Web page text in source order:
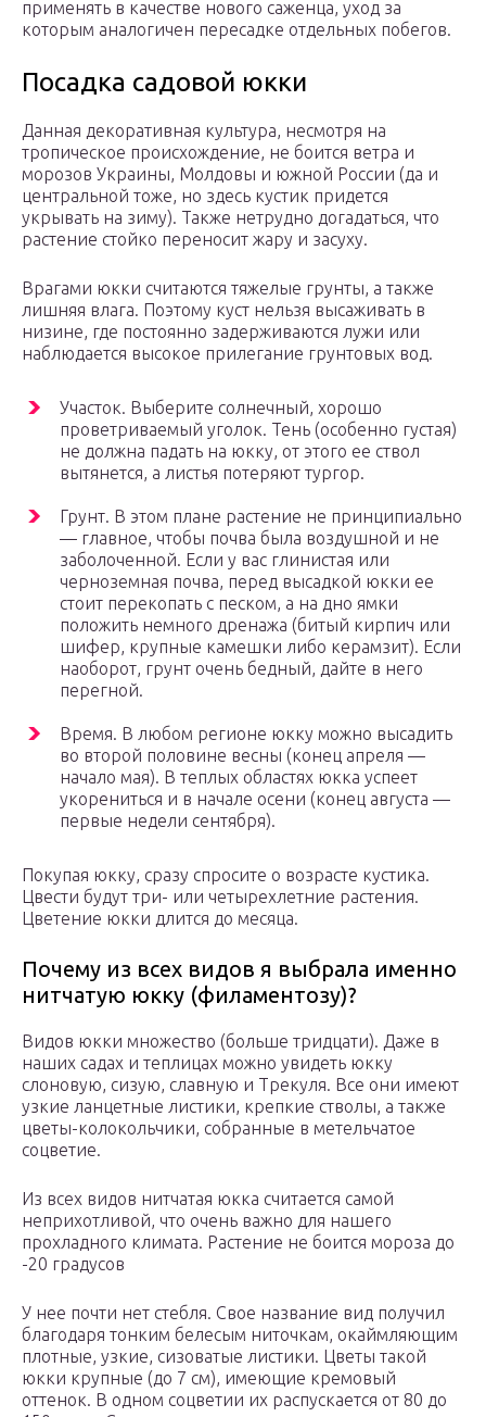
применять в качестве нового саженца, уход за
которым аналогичен пересадке отдельных побегов.
Посадка садовой юкки
Данная декоративная культура, несмотря на
тропическое происхождение, не боится ветра и
морозов Украины, Молдовы и южной России (да и
центральной тоже, но здесь кустик придется
укрывать на зиму). Также нетрудно догадаться, что
растение стойко переносит жару и засуху.
Врагами юкки считаются тяжелые грунты, а также
лишняя влага. Поэтому куст нельзя высаживать в
низине, где постоянно задерживаются лужи или
наблюдается высокое прилегание грунтовых вод.
Участок. Выберите солнечный, хорошо
проветриваемый уголок. Тень (особенно густая)
не должна падать на юкку, от этого ее ствол
вытянется, а листья потеряют тургор.
Грунт. В этом плане растение не принципиально
— главное, чтобы почва была воздушной и не
заболоченной. Если у вас глинистая или
черноземная почва, перед высадкой юкки ее
стоит перекопать с песком, а на дно ямки
положить немного дренажа (битый кирпич или
шифер, крупные камешки либо керамзит). Если
наоборот, грунт очень бедный, дайте в него
перегной.
Время. В любом регионе юкку можно высадить
во второй половине весны (конец апреля —
начало мая). В теплых областях юкка успеет
укорениться и в начале осени (конец августа —
первые недели сентября).
Покупая юкку, сразу спросите о возрасте кустика.
Цвести будут три- или четырехлетние растения.
Цветение юкки длится до месяца.
Почему из всех видов я выбрала именно
нитчатую юкку (филаментозу)?
Видов юкки множество (больше тридцати). Даже в
наших садах и теплицах можно увидеть юкку
слоновую, сизую, славную и Трекуля. Все они имеют
узкие ланцетные листики, крепкие стволы, а также
цветы-колокольчики, собранные в метельчатое
соцветие.
Из всех видов нитчатая юкка считается самой
неприхотливой, что очень важно для нашего
прохладного климата. Растение не боится мороза до
-20 градусов
У нее почти нет стебля. Свое название вид получил
благодаря тонким белесым ниточкам, окаймляющим
плотные, узкие, сизоватые листики. Цветы такой
юкки крупные (до 7 см), имеющие кремовый
оттенок. В одном соцветии их распускается от 80 до